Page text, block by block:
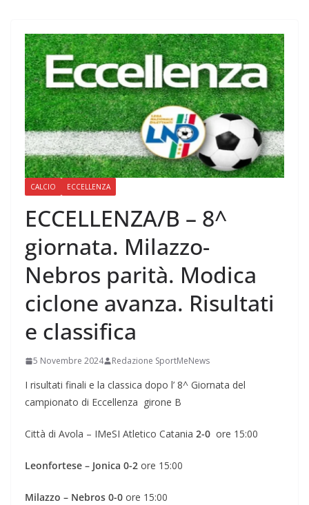
CALCIO ECCELLENZA
ECCELLENZA/B – 8^
giornata. Milazzo-
Nebros parità. Modica
ciclone avanza. Risultati
e classifica
5 Novembre 2024 Redazione SportMeNews
I risultati finali e la classica dopo l’ 8^ Giornata del
campionato di Eccellenza girone B
Città di Avola – IMeSI Atletico Catania 2-0 ore 15:00
Leonfortese – Jonica 0-2 ore 15:00
Milazzo – Nebros 0-0 ore 15:00